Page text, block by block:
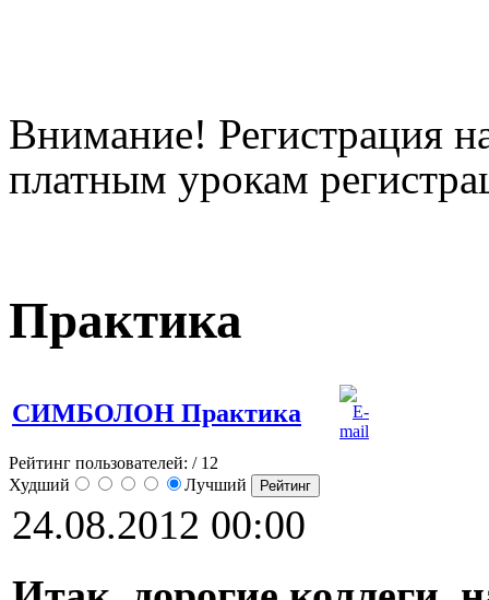
Внимание! Регистрация
платным урокам
Практика
СИМБОЛОН Практика
Рейтинг пользователей: / 12
Худший
Лучший
24.08.2012 00:00